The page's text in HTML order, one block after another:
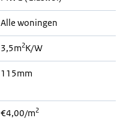
Alle woningen
3,5m2K/W
115mm
€4,00/m2